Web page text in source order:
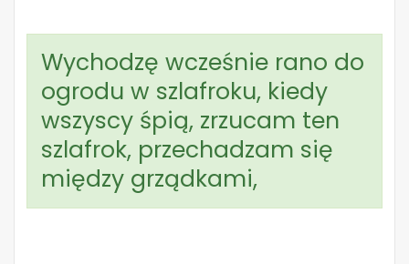
Wychodzę wcześnie rano do
ogrodu w szlafroku, kiedy
wszyscy śpią, zrzucam ten
szlafrok, przechadzam się
między grządkami,